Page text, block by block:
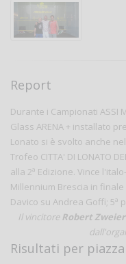
Report
Durante i Campionati ASSI
Glass ARENA + installato
Lonato si è svolto anche
Trofeo CITTA' DI LONATO
alla 2ª Edizione. Vince
Millennium Brescia in
Davico su Andrea Goffi; 5ª
Il vincitoreRobert Zweier
Risultati per